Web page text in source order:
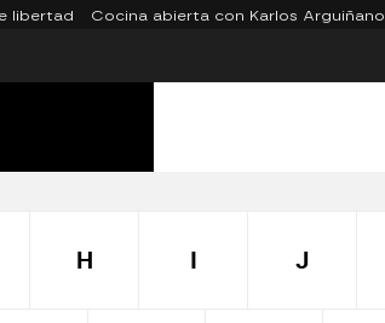
libertad Cocina abierta con Karlos Arguiñano
H I J